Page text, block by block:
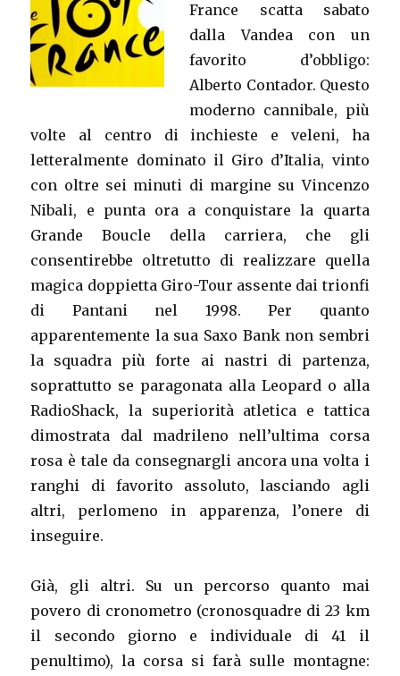
France scatta sabato
dalla Vandea con un
favorito d’obbligo:
Alberto Contador. Questo
moderno cannibale, più
volte al centro di inchieste e veleni, ha
letteralmente dominato il Giro d’Italia, vinto
con oltre sei minuti di margine su Vincenzo
Nibali, e punta ora a conquistare la quarta
Grande Boucle della carriera, che gli
consentirebbe oltretutto di realizzare quella
magica doppietta Giro-Tour assente dai trionfi
di Pantani nel 1998. Per quanto
apparentemente la sua Saxo Bank non sembri
la squadra più forte ai nastri di partenza,
soprattutto se paragonata alla Leopard o alla
RadioShack, la superiorità atletica e tattica
dimostrata dal madrileno nell’ultima corsa
rosa è tale da consegnargli ancora una volta i
ranghi di favorito assoluto, lasciando agli
altri, perlomeno in apparenza, l’onere di
inseguire.
Già, gli altri. Su un percorso quanto mai
povero di cronometro (cronosquadre di 23 km
il secondo giorno e individuale di 41 il
penultimo), la corsa si farà sulle montagne: